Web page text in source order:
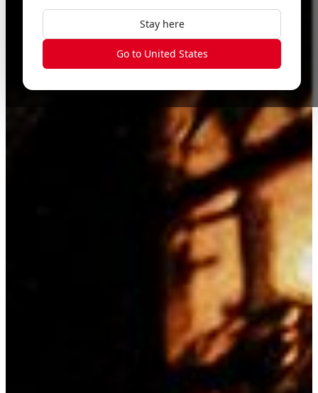
Stay here
Go to United States